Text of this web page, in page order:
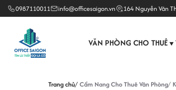
0987110011 info@officesaigon.vn 164 Nguyễn Văn
VĂN PHÒNG CHO THUÊ ▼
Trang chủ Cẩm Nang Cho Thuê Văn Phòng